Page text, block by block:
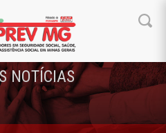
NOTÍCIAS